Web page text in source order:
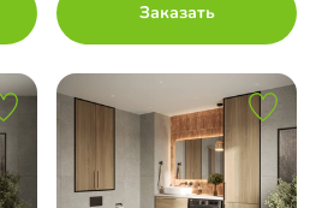
Заказать